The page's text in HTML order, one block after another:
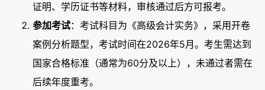
证明、学历证书等材料，审核通过后方可报考。
参加考试：考试科目为《高级会计实务》，采用开卷
案例分析题型，考试时间在2026年5月。考生需达到
国家合格标准（通常为60分及以上），未通过者需在
后续年度重考。